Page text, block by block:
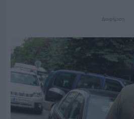
Διαφήμιση